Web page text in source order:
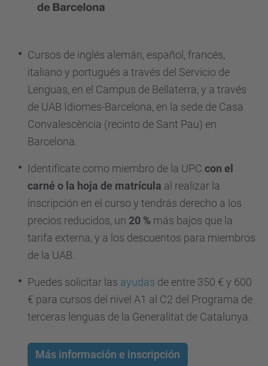
Cursos de inglés alemán, español, francés,
italiano y portugués a través del Servicio de
Lenguas, en el Campus de Bellaterra, y a través
de UAB Idiomes-Barcelona, en la sede de Casa
Convalescència (recinto de Sant Pau) en
Barcelona.
Identifícate como miembro de la UPC con el
carné o la hoja de matrícula al realizar la
inscripción en el curso y tendrás derecho a los
precios reducidos, un 20 % más bajos que la
tarifa externa, y a los descuentos para miembros
de la UAB.
Puedes solicitar las ayudas de entre 350 € y 600
€ para cursos del nivel A1 al C2 del Programa de
terceras lenguas de la Generalitat de Catalunya.
Más información e inscripción